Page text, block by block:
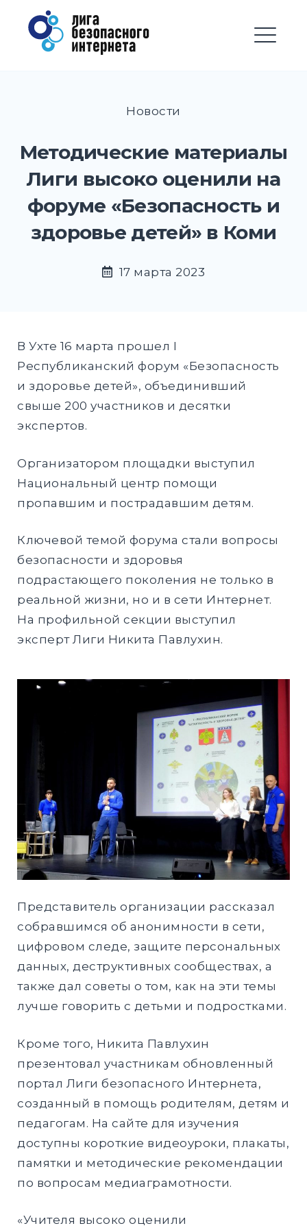
Перейти
содержимому
Лига безопасного
Интернета
EXPAND
EXPAND
Найти:
Новости
Методические материалы
Лиги высоко оценили на
форуме «Безопасность и
здоровье детей» в Коми
17 марта 2023
В Ухте 16 марта прошел I
Республиканский форум «Безопасность
и здоровье детей», объединивший
свыше 200 участников и десятки
экспертов.
Организатором площадки выступил
Национальный центр помощи
пропавшим и пострадавшим детям.
Ключевой темой форума стали вопросы
безопасности и здоровья
подрастающего поколения не только в
реальной жизни, но и в сети Интернет.
На профильной секции выступил
эксперт Лиги Никита Павлухин.
Представитель организации рассказал
собравшимся об анонимности в сети,
цифровом следе, защите персональных
данных, деструктивных сообществах, а
также дал советы о том, как на эти темы
лучше говорить с детьми и подростками.
Кроме того, Никита Павлухин
презентовал участникам обновленный
портал Лиги безопасного Интернета,
созданный в помощь родителям, детям и
педагогам. На сайте для изучения
доступны короткие видеоуроки, плакаты,
памятки и методические рекомендации
по вопросам медиаграмотности.
«Учителя высоко оценили